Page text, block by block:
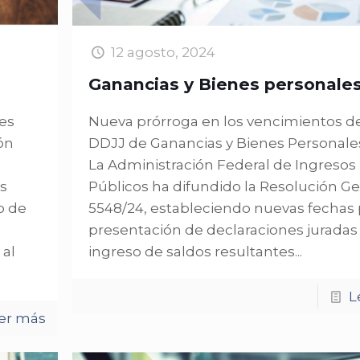
de
más
12 agosto, 2024
Ganancias y Bienes
Nueva prórroga en los vencimientos
DDJJ de Ganancias y Bienes
La Administración Federal de Ingresos
Públicos ha difundido la Resolución
5548/24, estableciendo nuevas fechas
presentación de declaraciones
ingreso de saldos resultantes...